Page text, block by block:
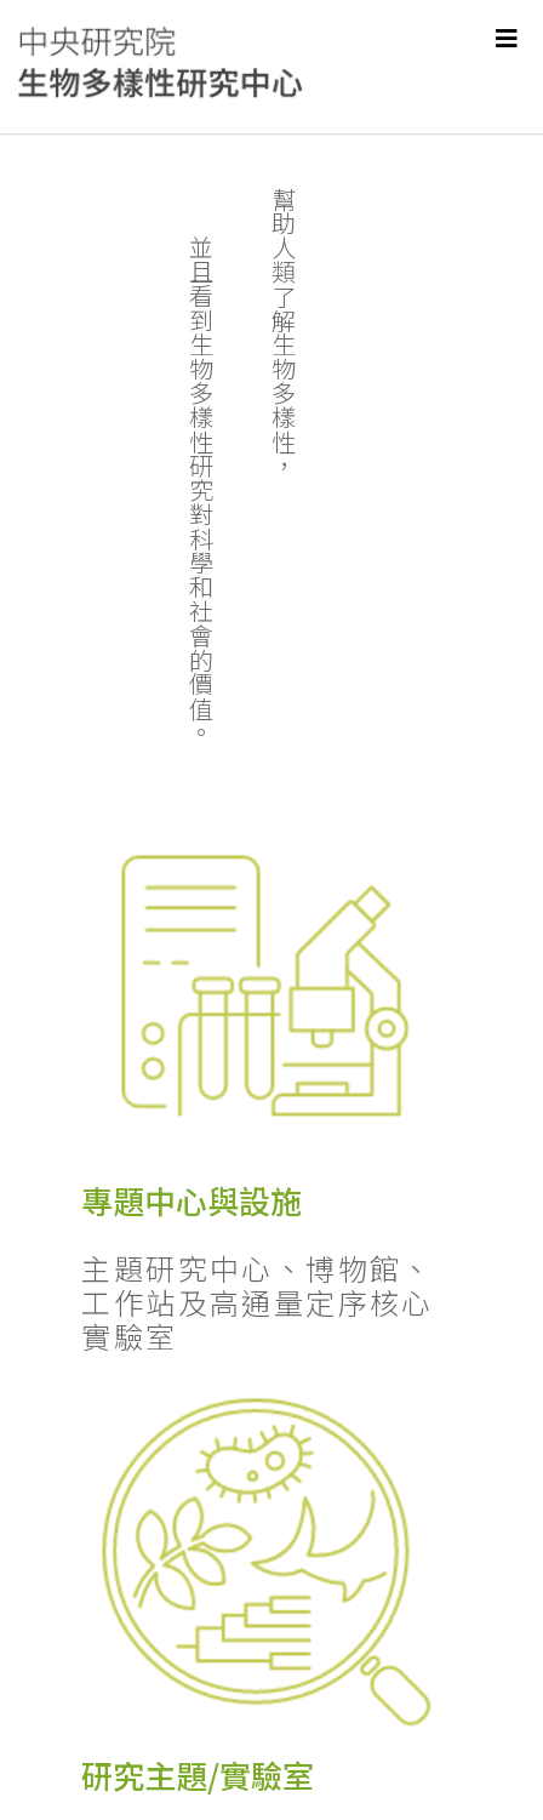
幫助人類了解生物多樣性，
並且看到生物多樣性研究對科學和社會的價值。
專題中心與設施
主題研究中心、博物館、
工作站及高通量定序核心
實驗室
研究主題/實驗室